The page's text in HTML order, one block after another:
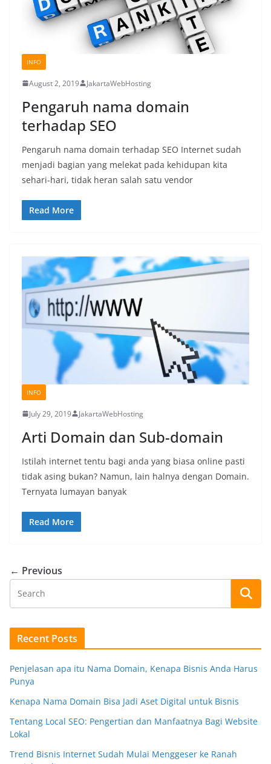
INFO
August 2, 2019 JakartaWebHosting
Pengaruh nama domain
terhadap SEO
Pengaruh nama domain terhadap SEO Internet sudah
menjadi bagian yang melekat pada kehidupan kita
sehari-hari, tidak heran salah satu vendor
Read More
INFO
July 29, 2019 JakartaWebHosting
Arti Domain dan Sub-domain
Istilah internet tentu bagi anda yang biasa online pasti
tidak asing bukan? Namun, lain halnya dengan Domain.
Ternyata lumayan banyak
Read More
← Previous
Recent Posts
Penjelasan apa itu Nama Domain, Kenapa Bisnis Anda Harus
Punya
Kenapa Nama Domain Bisa Jadi Aset Digital untuk Bisnis
Tentang Local SEO: Pengertian dan Manfaatnya Bagi Website
Lokal
Trend Bisnis Internet Sudah Mulai Menggeser ke Ranah